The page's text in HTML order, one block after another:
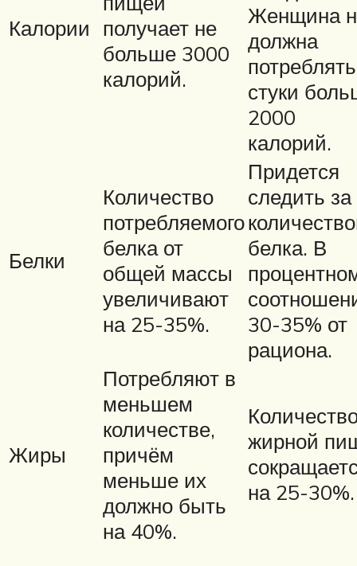
Калории получает не
больше 3000
калорий.
Женщина
должна
стуки
2000
калорий.
Белки
Количество
потребляемого
белка от
общей массы
увеличивают
на 25-35%.
Придется
следить за
белка. В
30-35% от
рациона.
Жиры
Потребляют в
меньшем
количестве,
причём
меньше их
должно быть
на 40%.
жирной
на 25-30%.